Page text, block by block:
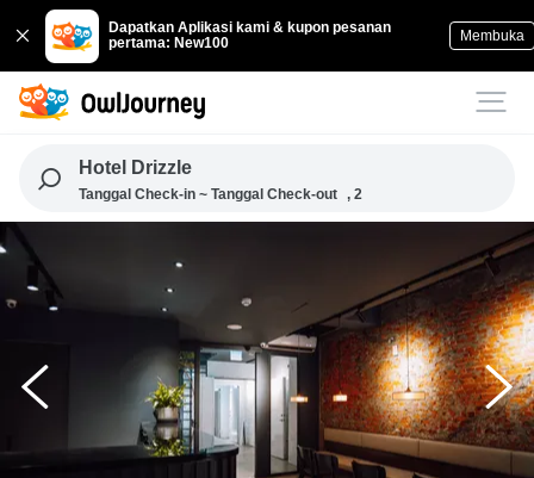
Dapatkan Aplikasi kami & kupon pesanan
pertama: New100
Membuka
Hotel Drizzle
Tanggal Check-in ~ Tanggal Check-out , 2